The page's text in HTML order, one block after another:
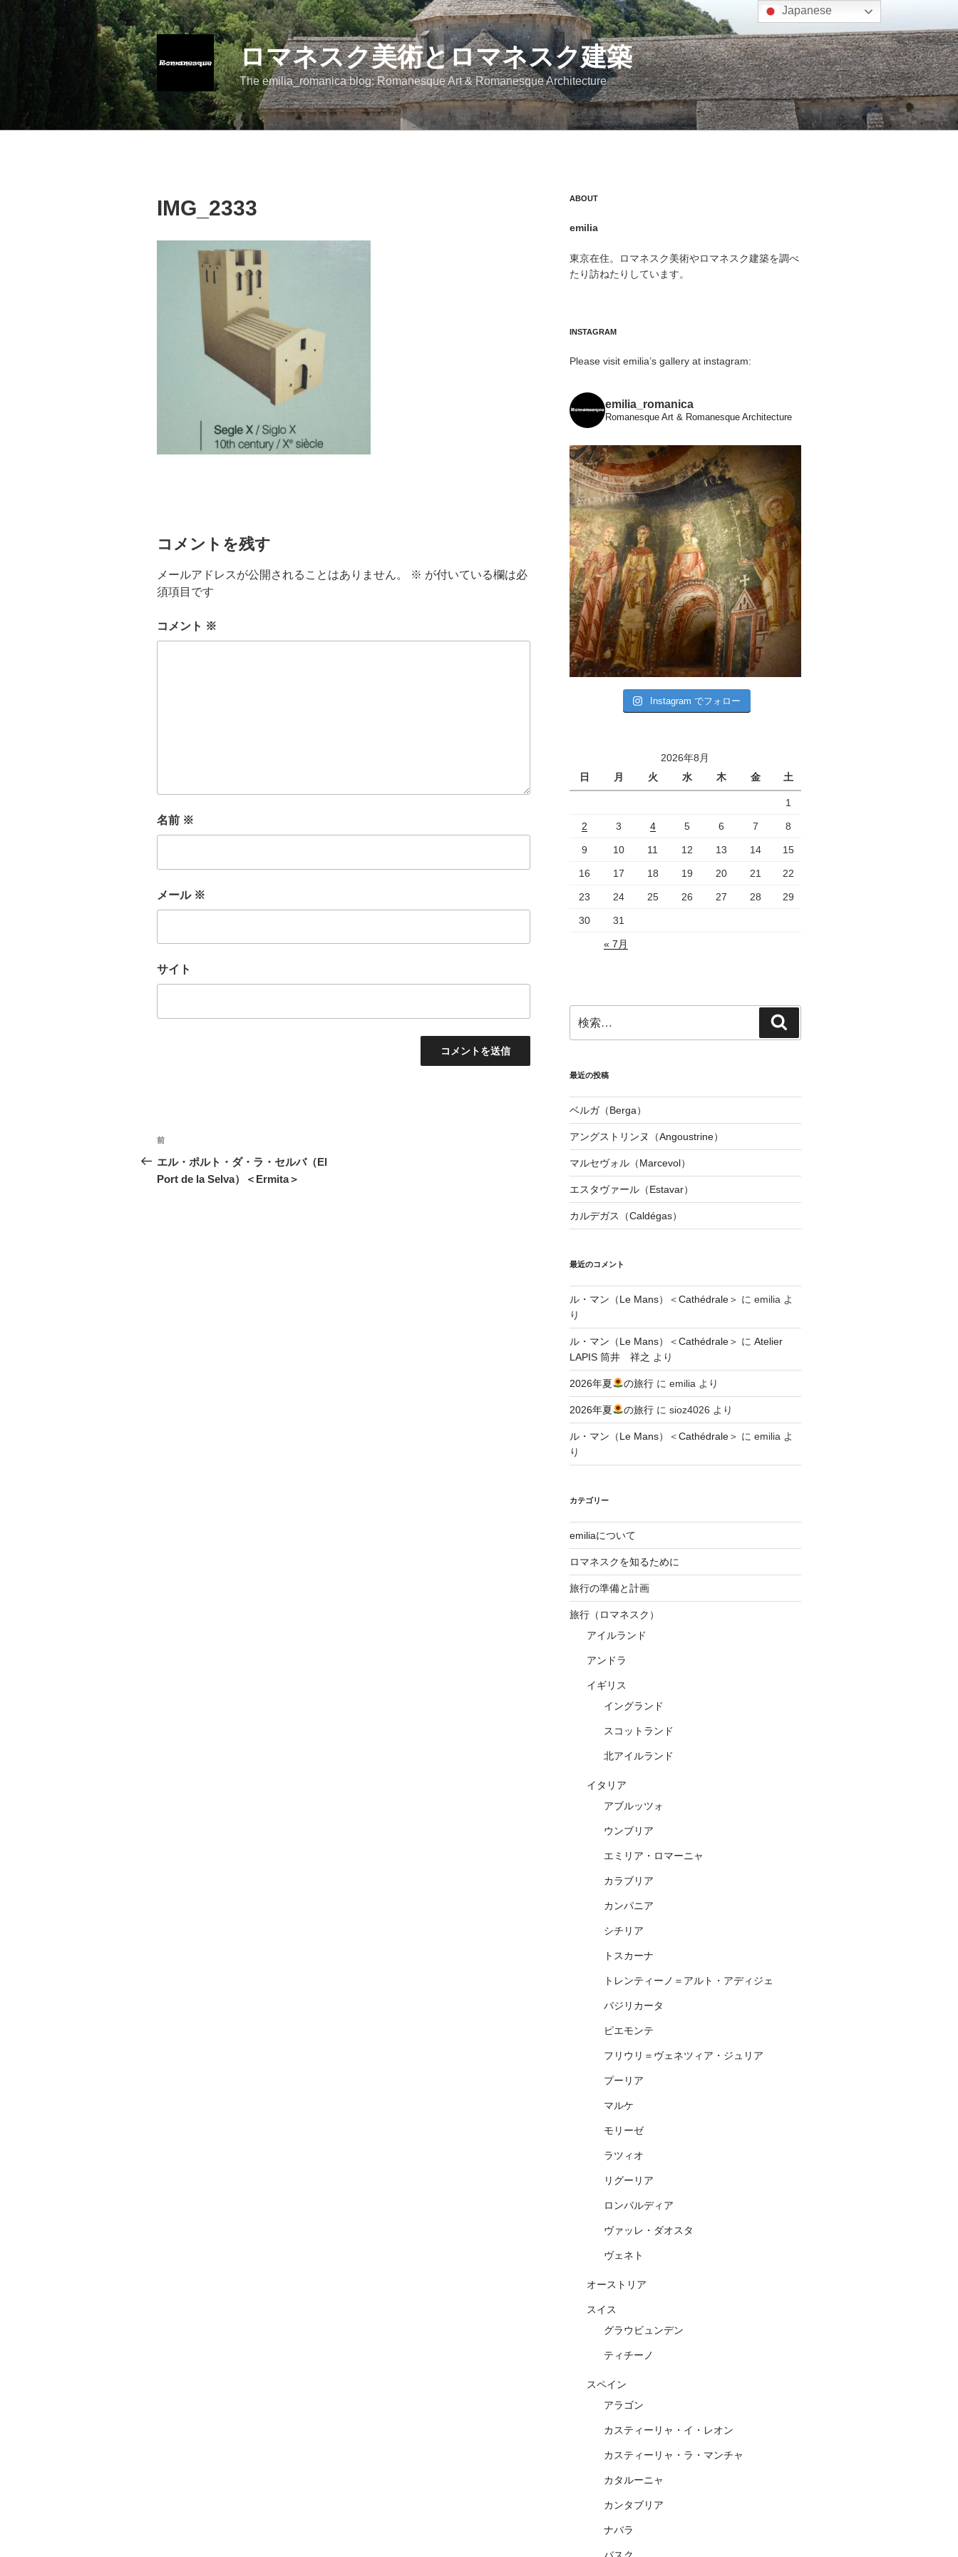
キ
ロマネスク美術とロマネスク建築
The emilia_romanica blog: Romanesque Art & Romanesque Architecture
IMG_2333
コメントを残す
メールアドレスが公開されることはありません。 ※ が付いている欄は必
須項目です
コメント ※
名前 ※
メール ※
サイト
投
稿
ナ
前
の
投
前
エル・ポルト・ダ・ラ・セルバ（El
Port de la Selva）＜Ermita＞
ABOUT
emilia
東京在住。ロマネスク美術やロマネスク建築を調べ
たり訪ねたりしています。
INSTAGRAM
Please visit emilia’s gallery at instagram:
emilia_romanica
Romanesque Art & Romanesque Architecture
Instagram でフォロー
2026年8月
日
月 火 水 木 金 土
1
2 3 4 5 6 7 8
9 10 11 12 13 14 15
16 17 18 19 20 21 22
23 24 25 26 27 28 29
30 31
« 7月
索:
索
最近の投稿
ベルガ（Berga）
アングストリンヌ（Angoustrine）
マルセヴォル（Marcevol）
エスタヴァール（Estavar）
カルデガス（Caldégas）
最近のコメント
ル・マン（Le Mans）＜Cathédrale＞ に emilia よ
り
ル・マン（Le Mans）＜Cathédrale＞ に Atelier
LAPIS 筒井 祥之 より
2026年夏 の旅行に emilia より
2026年夏 の旅行に sioz4026 より
ル・マン（Le Mans）＜Cathédrale＞ に emilia よ
り
カテゴリー
emiliaについて
ロマネスクを知るために
旅行の準備と計画
旅行（ロマネスク）
アイルランド
アンドラ
イギリス
イングランド
スコットランド
北アイルランド
イタリア
アブルッツォ
ウンブリア
エミリア・ロマーニャ
カラブリア
カンパニア
シチリア
トスカーナ
トレンティーノ＝アルト・アディジェ
バジリカータ
ピエモンテ
フリウリ＝ヴェネツィア・ジュリア
プーリア
マルケ
モリーゼ
ラツィオ
リグーリア
ロンバルディア
ヴァッレ・ダオスタ
ヴェネト
オーストリア
スイス
グラウビュンデン
ティチーノ
スペイン
アラゴン
カスティーリャ・イ・レオン
カスティーリャ・ラ・マンチャ
カタルーニャ
カンタブリア
ナバラ
Japanese